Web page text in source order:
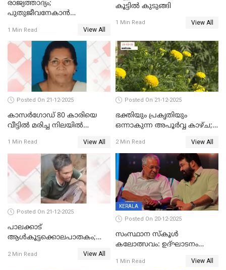
രാജ്യത്താദ്യം;
പുതുജീവനേകാൻ
എറണാകുളം സർക്കാർ
ജനറൽ
ആശുപത്രിയിലെത്തിച്ചു
1 Min Read View All
കൂട്ടിൽ കുടുങ്ങി
1 Min Read View All
Posted On 21-12-2025
കാസർഗോഡ് 80 കാരിയെ
വീട്ടിൽ മരിച്ച നിലയിൽ
1 Min Read View All
Posted On 21-12-2025
ഭക്തിയും പ്രകൃതിയും
ഒന്നാകുന്ന അപൂര്‍വ്വ കാഴ്ച;
കാഴ്ചാനുഭവമൊരുക്കി
ശബരീ നന്ദനം
2 Min Read View All
Posted On 21-12-2025
പാലക്കാട്‌
ആൾകൂട്ടക്കൊലപാതകം;
ഊർജ്ജിതമാക്കിമാക്കി
2 Min Read View All
KERALA
Posted On 20-12-2025
സംസ്ഥാന സ്കൂൾ
കലോത്സവം: ഉദ്ഘാടനം
മുഖ്യാതിഥിയായി
1 Min Read View All